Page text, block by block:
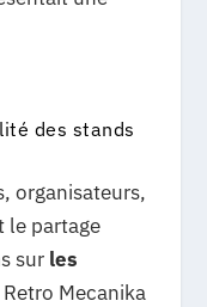
des stands
organisateurs,
le partage
sur les
Mecanika